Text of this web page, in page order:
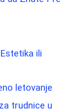
ili
letovanje
trudnice u